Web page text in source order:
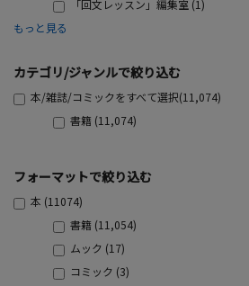
「回文レッスン」編集室 (1)
もっと見る
カテゴリ/ジャンルで絞り込む
本/雑誌/コミックをすべて選択(11,074)
書籍 (11,074)
フォーマットで絞り込む
本 (11074)
書籍 (11,054)
ムック (17)
コミック (3)